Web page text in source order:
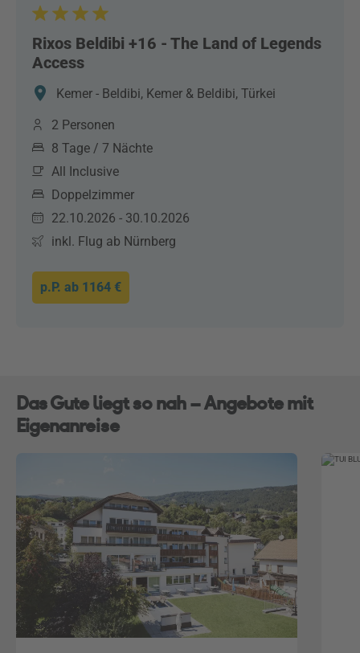
Rixos Beldibi +16 - The Land of Legends
Access
Kemer - Beldibi, Kemer & Beldibi, Türkei
2 Personen
8 Tage / 7 Nächte
All Inclusive
Doppelzimmer
22.10.2026 - 30.10.2026
inkl. Flug ab Nürnberg
p.P. ab 1164 €
Das Gute liegt so nah – Angebote mit
Eigenanreise